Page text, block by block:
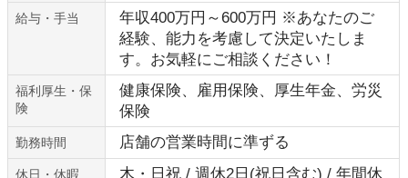
給与・手当
年収400万円～600万円 ※あなたのご
経験、能力を考慮して決定いたしま
す。お気軽にご相談ください！
福利厚生・保
険
健康保険、雇用保険、厚生年金、労災
保険
勤務時間 店舗の営業時間に準ずる
休日・休暇
木・日祝 / 週休2日(祝日含む) / 年間休